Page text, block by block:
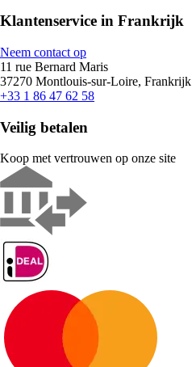
Klantenservice in Frankrijk
Neem contact op
11 rue Bernard Maris
37270 Montlouis-sur-Loire, Frankrijk
+33 1 86 47 62 58
Veilig betalen
Koop met vertrouwen op onze site